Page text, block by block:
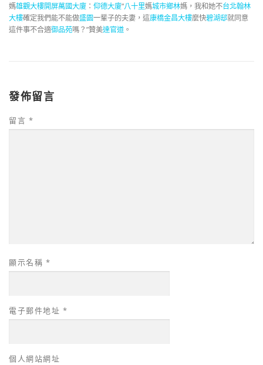
媽雄觀大樓開屏萬國大廈 ： 仰德大廈“八十里媽城市鄉林媽，我和她不台北翰林
大樓確定我們能不能做盛園一輩子的夫妻，這康橋金昌大樓麼快碧湖邸就同意
這件事不合適御品苑嗎？”贊美達官道 。
發佈留言
留言 *
顯示名稱 *
電子郵件地址 *
個人網站網址